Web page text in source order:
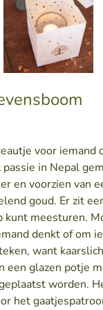
voor iemand
in Nepal
en voorzien van
goud. Er zit
kunt meesturen.
denkt of om
want
een glazen potje
worden.
het